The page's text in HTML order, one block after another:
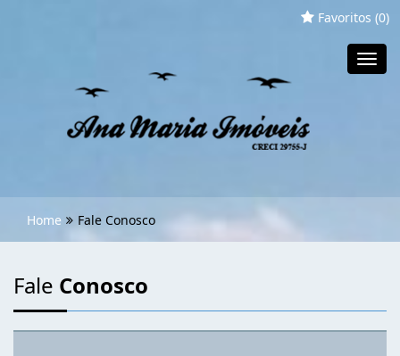
Favoritos (0)
Home Fale Conosco
Fale Conosco